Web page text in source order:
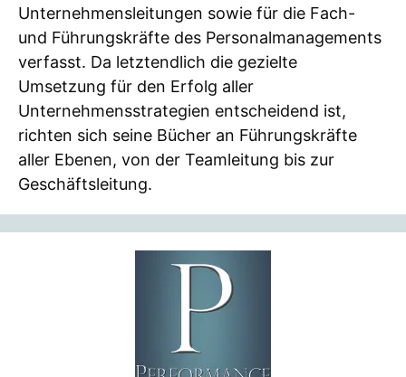
Unternehmensleitungen sowie für die Fach-
und Führungskräfte des Personalmanagements
verfasst. Da letztendlich die gezielte
Umsetzung für den Erfolg aller
Unternehmensstrategien entscheidend ist,
richten sich seine Bücher an Führungskräfte
aller Ebenen, von der Teamleitung bis zur
Geschäftsleitung.